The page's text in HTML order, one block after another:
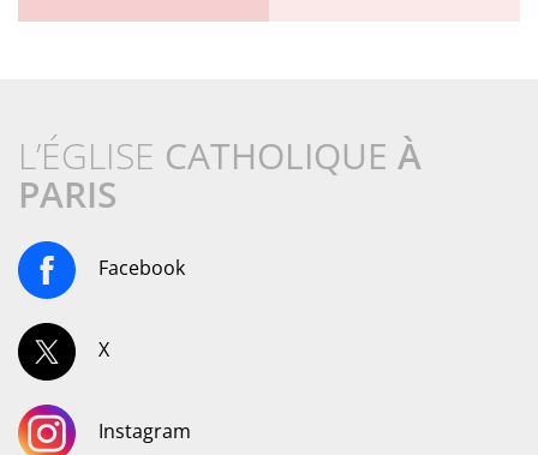
L’ÉGLISE CATHOLIQUE À
PARIS
Facebook
X
Instagram